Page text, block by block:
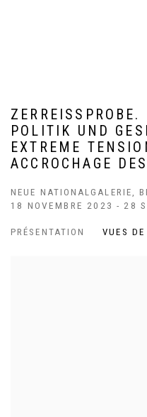
ZERREISSPROBE.
OLITIK UND
XTREME
CCROCHAGE
NEUE NATIONALGALERIE,
18 NOVEMBRE 2023 - 28
PRÉSENTATION VUES